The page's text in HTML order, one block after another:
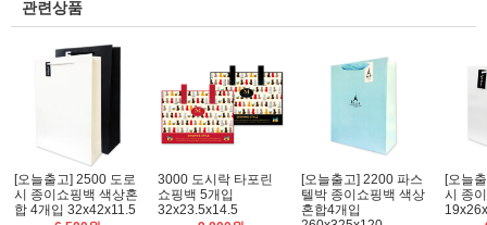
관련상품
[오늘출고] 2500 도로
시 종이쇼핑백 색상혼
합 4개입 32x42x11.5
3000 도시락 타포린
쇼핑백 5개입
32x23.5x14.5
[오늘출고] 2200 파스
텔박 종이쇼핑백 색상
혼합4개입
[오늘
시 종